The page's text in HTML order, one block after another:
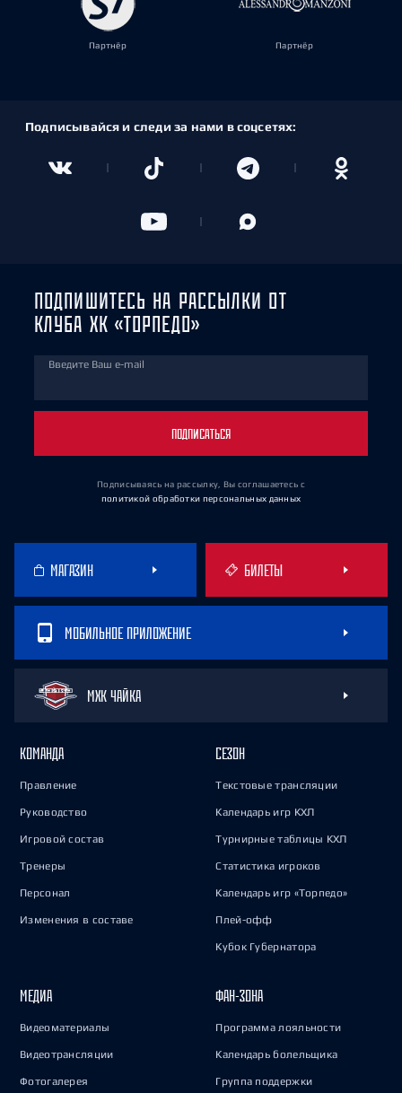
Партнёр Партнёр
Подписывайся и следи за нами в соцсетях:
ПОДПИШИТЕСЬ НА РАССЫЛКИ ОТ
КЛУБА ХК «ТОРПЕДО»
Введите Ваш e-mail
ПОДПИСАТЬСЯ
Подписываясь на рассылку, Вы соглашаетесь с
политикой обработки персональных данных
МАГАЗИН БИЛЕТЫ
МОБИЛЬНОЕ ПРИЛОЖЕНИЕ
МХК ЧАЙКА
КОМАНДА
Правление
Руководство
Игровой состав
Тренеры
Персонал
Изменения в составе
СЕЗОН
Текстовые трансляции
Календарь игр КХЛ
Турнирные таблицы КХЛ
Статистика игроков
Календарь игр «Торпедо»
Плей-офф
Кубок Губернатора
МЕДИА
Видеоматериалы
Видеотрансляции
Фотогалерея
ФАН-ЗОНА
Программа лояльности
Календарь болельщика
Группа поддержки